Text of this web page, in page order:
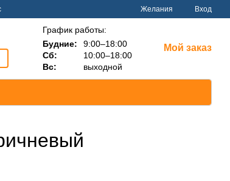
Желания Вход
График работы:
Будние:
9:00–18:00
Сб:
10:00–18:00
Вс:
выходной
Мой заказ